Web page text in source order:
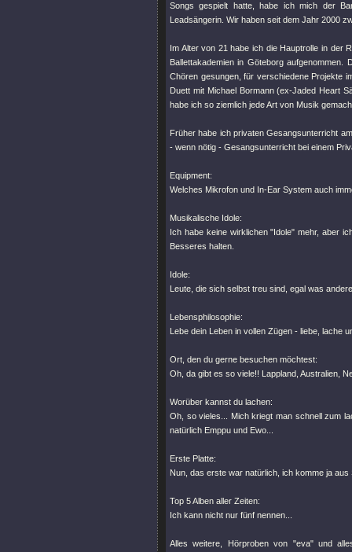
Songs gespielt hatte, habe ich mich der
Leadsängerin. Wir haben seit dem Jahr 2000
Im Alter von 21 habe ich die Hauptrolle in der
Ballettakademien in Göteborg
Chören gesungen, für verschiedene Projekte
Duett mit Michael Bormann (ex-Jaded Heart
habe ich so ziemlich jede Art von Musik
Früher habe ich privaten Gesangsunterricht
- wenn nötig - Gesangsunterricht bei einem
Equipment:
Welches Mikrofon und In-Ear System auch
Musikalische Idole:
Ich habe keine wirklichen "Idole" mehr, aber
Besseres halten.
Idole:
Leute, die sich selbst treu sind, egal was
Lebensphilosophie:
Lebe dein Leben in vollen Zügen - liebe, lache
Ort, den du gerne besuchen möchtest:
Oh, da gibt es so viele!! Lappland, Australien,
Worüber kannst du lachen:
Oh, so vieles... Mich kriegt man schnell zum
natürlich Emppu und Ewo...
Erste Platte:
Nun, das erste war natürlich, ich komme ja aus
Top 5 Alben aller Zeiten:
Ich kann nicht nur fünf nennen...
Alles weitere, Hörproben von "eva" und